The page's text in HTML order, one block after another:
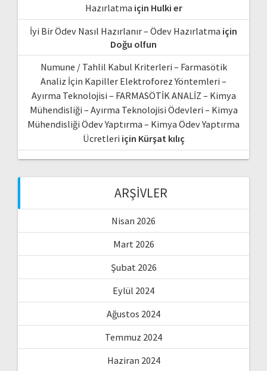
Hazırlatma için Hulki er
İyi Bir Ödev Nasıl Hazırlanır – Ödev Hazırlatma için
Doğu olfun
Numune / Tahlil Kabul Kriterleri – Farmasötik
Analiz İçin Kapiller Elektroforez Yöntemleri –
Ayırma Teknolojisi – FARMASÖTİK ANALİZ – Kimya
Mühendisliği – Ayırma Teknolojisi Ödevleri – Kimya
Mühendisliği Ödev Yaptırma – Kimya Ödev Yaptırma
Ücretleri için Kürşat kılıç
ARŞIVLER
Nisan 2026
Mart 2026
Şubat 2026
Eylül 2024
Ağustos 2024
Temmuz 2024
Haziran 2024